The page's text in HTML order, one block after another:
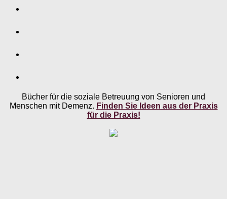
Bücher für die soziale Betreuung von Senioren und
Menschen mit Demenz. Finden Sie Ideen aus der Praxis
für die Praxis!